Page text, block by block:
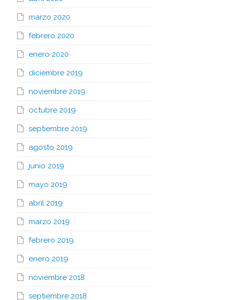
marzo 2020
febrero 2020
enero 2020
diciembre 2019
noviembre 2019
octubre 2019
septiembre 2019
agosto 2019
junio 2019
mayo 2019
abril 2019
marzo 2019
febrero 2019
enero 2019
noviembre 2018
septiembre 2018